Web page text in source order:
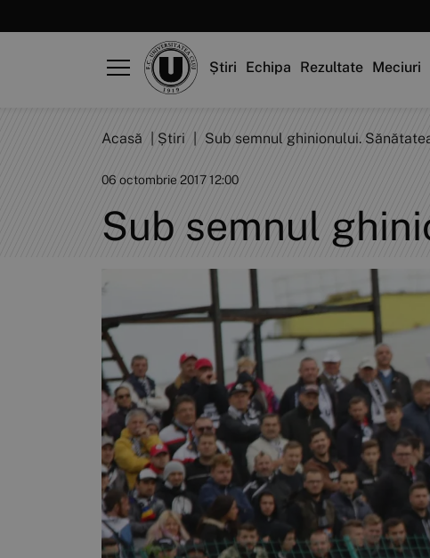
Știri Echipa Rezultate Meciuri
Acasă Știri Sub semnul ghinionului.
06 octombrie 2017 12:00
Sub semnul